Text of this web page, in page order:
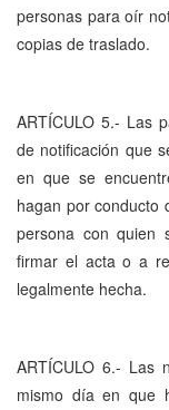
personas para oír
copias de traslado.
ARTÍCULO 5.- Las
de notificación que
en que se
hagan por conducto
persona con quien
firmar el acta o a
legalmente hecha.
ARTÍCULO 6.- Las
mismo día en que